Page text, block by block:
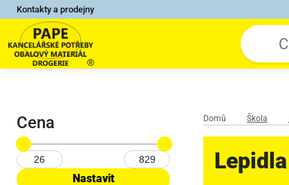
Kontakty a prodejny
Cena Domů Škola
Lepidla